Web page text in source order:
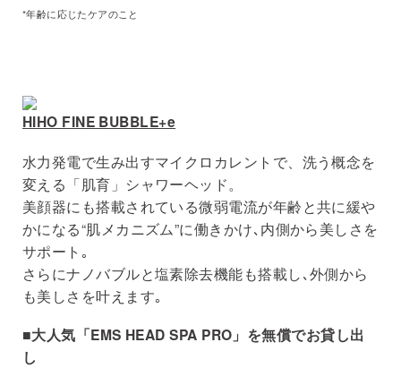
*年齢に応じたケアのこと
HIHO FINE BUBBLE+e
水力発電で生み出すマイクロカレントで、洗う概念を
変える「肌育」シャワーヘッド。
美顔器にも搭載されている微弱電流が年齢と共に緩や
かになる“肌メカニズム”に働きかけ､内側から美しさを
サポート｡
さらにナノバブルと塩素除去機能も搭載し､外側から
も美しさを叶えます｡
■⼤⼈気「EMS HEAD SPA PRO」を無償でお貸し出
し